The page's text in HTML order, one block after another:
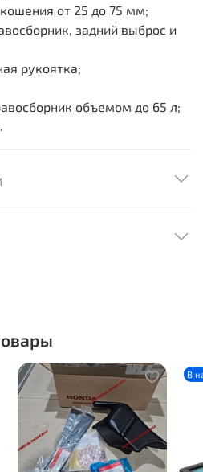
от 25 до 75 мм;
задний выброс и
рукоятка;
объемом до 65 л;
В